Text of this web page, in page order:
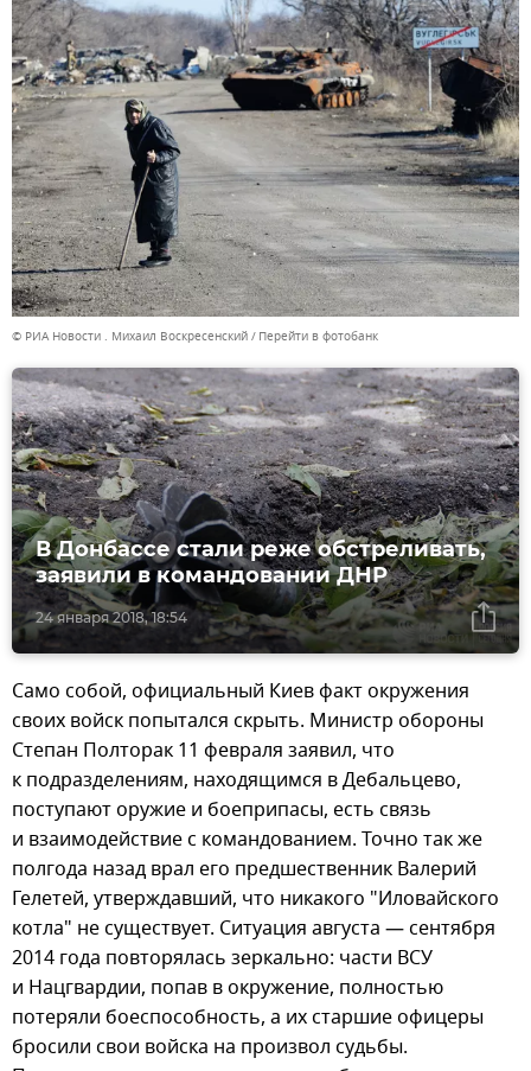
© РИА Новости . Михаил Воскресенский Перейти в фотобанк
24 января 2018, 18:54
В Донбассе стали реже обстреливать,
заявили в командовании ДНР
Само собой, официальный Киев факт окружения
своих войск попытался скрыть. Министр обороны
Степан Полторак 11 февраля заявил, что
к подразделениям, находящимся в Дебальцево,
поступают оружие и боеприпасы, есть связь
и взаимодействие с командованием. Точно так же
полгода назад врал его предшественник Валерий
Гелетей, утверждавший, что никакого "Иловайского
котла" не существует. Ситуация августа — сентября
2014 года повторялась зеркально: части ВСУ
и Нацгвардии, попав в окружение, полностью
потеряли боеспособность, а их старшие офицеры
бросили свои войска на произвол судьбы.